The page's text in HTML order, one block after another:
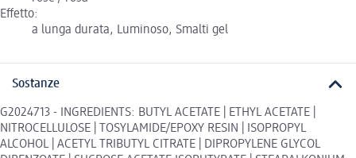
Effetto:
a lunga durata, Luminoso, Smalti gel
Sostanze
G2024713 - INGREDIENTS: BUTYL ACETATE | ETHYL ACETATE |
NITROCELLULOSE | TOSYLAMIDE/EPOXY RESIN | ISOPROPYL
ALCOHOL | ACETYL TRIBUTYL CITRATE | DIPROPYLENE GLYCOL